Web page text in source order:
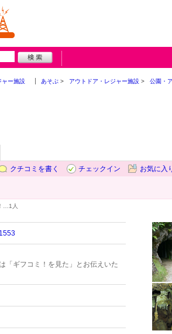
ャー施設 あそぶ アウトドア・レジャー施設 公園・
クチコミを書く
チェックイン お気に入
… 1人
「ギフコミ！を見た」とお伝えいた